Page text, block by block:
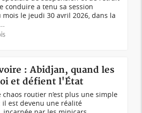
conduire a tenu sa session
le jeudi 30 avril 2026, dans la
: Abidjan, quand les
et défient l'État
chaos routier n’est plus une simple
il est devenu une réalité